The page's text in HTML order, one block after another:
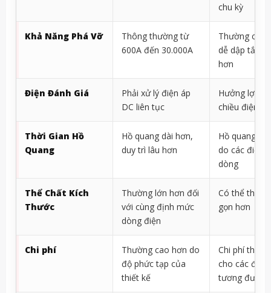
chu kỳ
Khả Năng Phá Vỡ
Thông thường từ
600A đến 30.000A
Thường cao
dễ dập tắt
hơn
Điện Đánh Giá
Phải xử lý điện áp
DC liên tục
Hưởng lợi từ
chiều điện
Thời Gian Hồ
Quang
Hồ quang dài hơn,
duy trì lâu hơn
Hồ quang
do các điểm
dòng
Thể Chất Kích
Thước
Thường lớn hơn đối
với cùng định mức
dòng điện
Có thể thiết
gọn hơn
Chi phí
Thường cao hơn do
độ phức tạp của
thiết kế
Chi phí thấp
cho các
tương đương